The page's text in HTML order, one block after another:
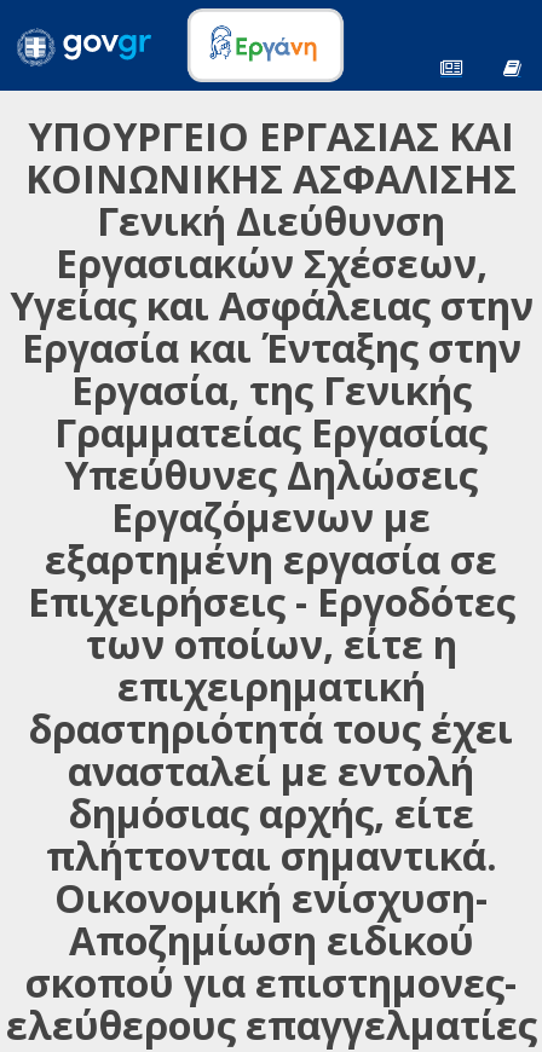
ΥΠΟΥΡΓΕΙΟ ΕΡΓΑΣΙΑΣ ΚΑΙ
ΚΟΙΝΩΝΙΚΗΣ ΑΣΦΑΛΙΣΗΣ
Γενική Διεύθυνση
Εργασιακών Σχέσεων,
Υγείας και Ασφάλειας στην
Εργασία και Ένταξης στην
Εργασία, της Γενικής
Γραμματείας Εργασίας
Υπεύθυνες Δηλώσεις
Εργαζόμενων με
εξαρτημένη εργασία σε
Επιχειρήσεις - Εργοδότες
των οποίων, είτε η
επιχειρηματική
δραστηριότητά τους έχει
ανασταλεί με εντολή
δημόσιας αρχής, είτε
πλήττονται σημαντικά.
Οικονομική ενίσχυση-
Αποζημίωση ειδικού
σκοπού για επιστημονες-
ελεύθερους επαγγελματίες